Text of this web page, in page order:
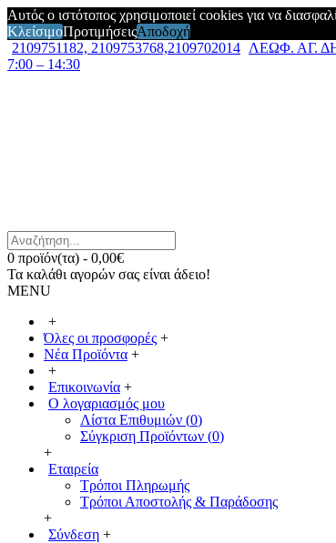
Αυτός ο ιστότοπος χρησιμοποιεί cookies για να
ΚλείσιμοΠροτιμήσειςΑποδοχή
2109751182, 2109753768,2109702014 ΛΕΩΦ. ΑΓ.
7:00 – 14:30
0 προϊόν(τα) - 0,00€
Τα καλάθι αγορών σας είναι άδειο!
MENU
+
Όλες οι προσφορές +
Νέα Προϊόντα +
+
Επικοινωνία +
Ο λογαριασμός μου
Λίστα Επιθυμιών (0)
Σύγκριση Προϊόντων (0)
+
Εταιρεία
Τρόποι Πληρωμής
Τρόποι Αποστολής & Παράδοσης
+
Σύνδεση +